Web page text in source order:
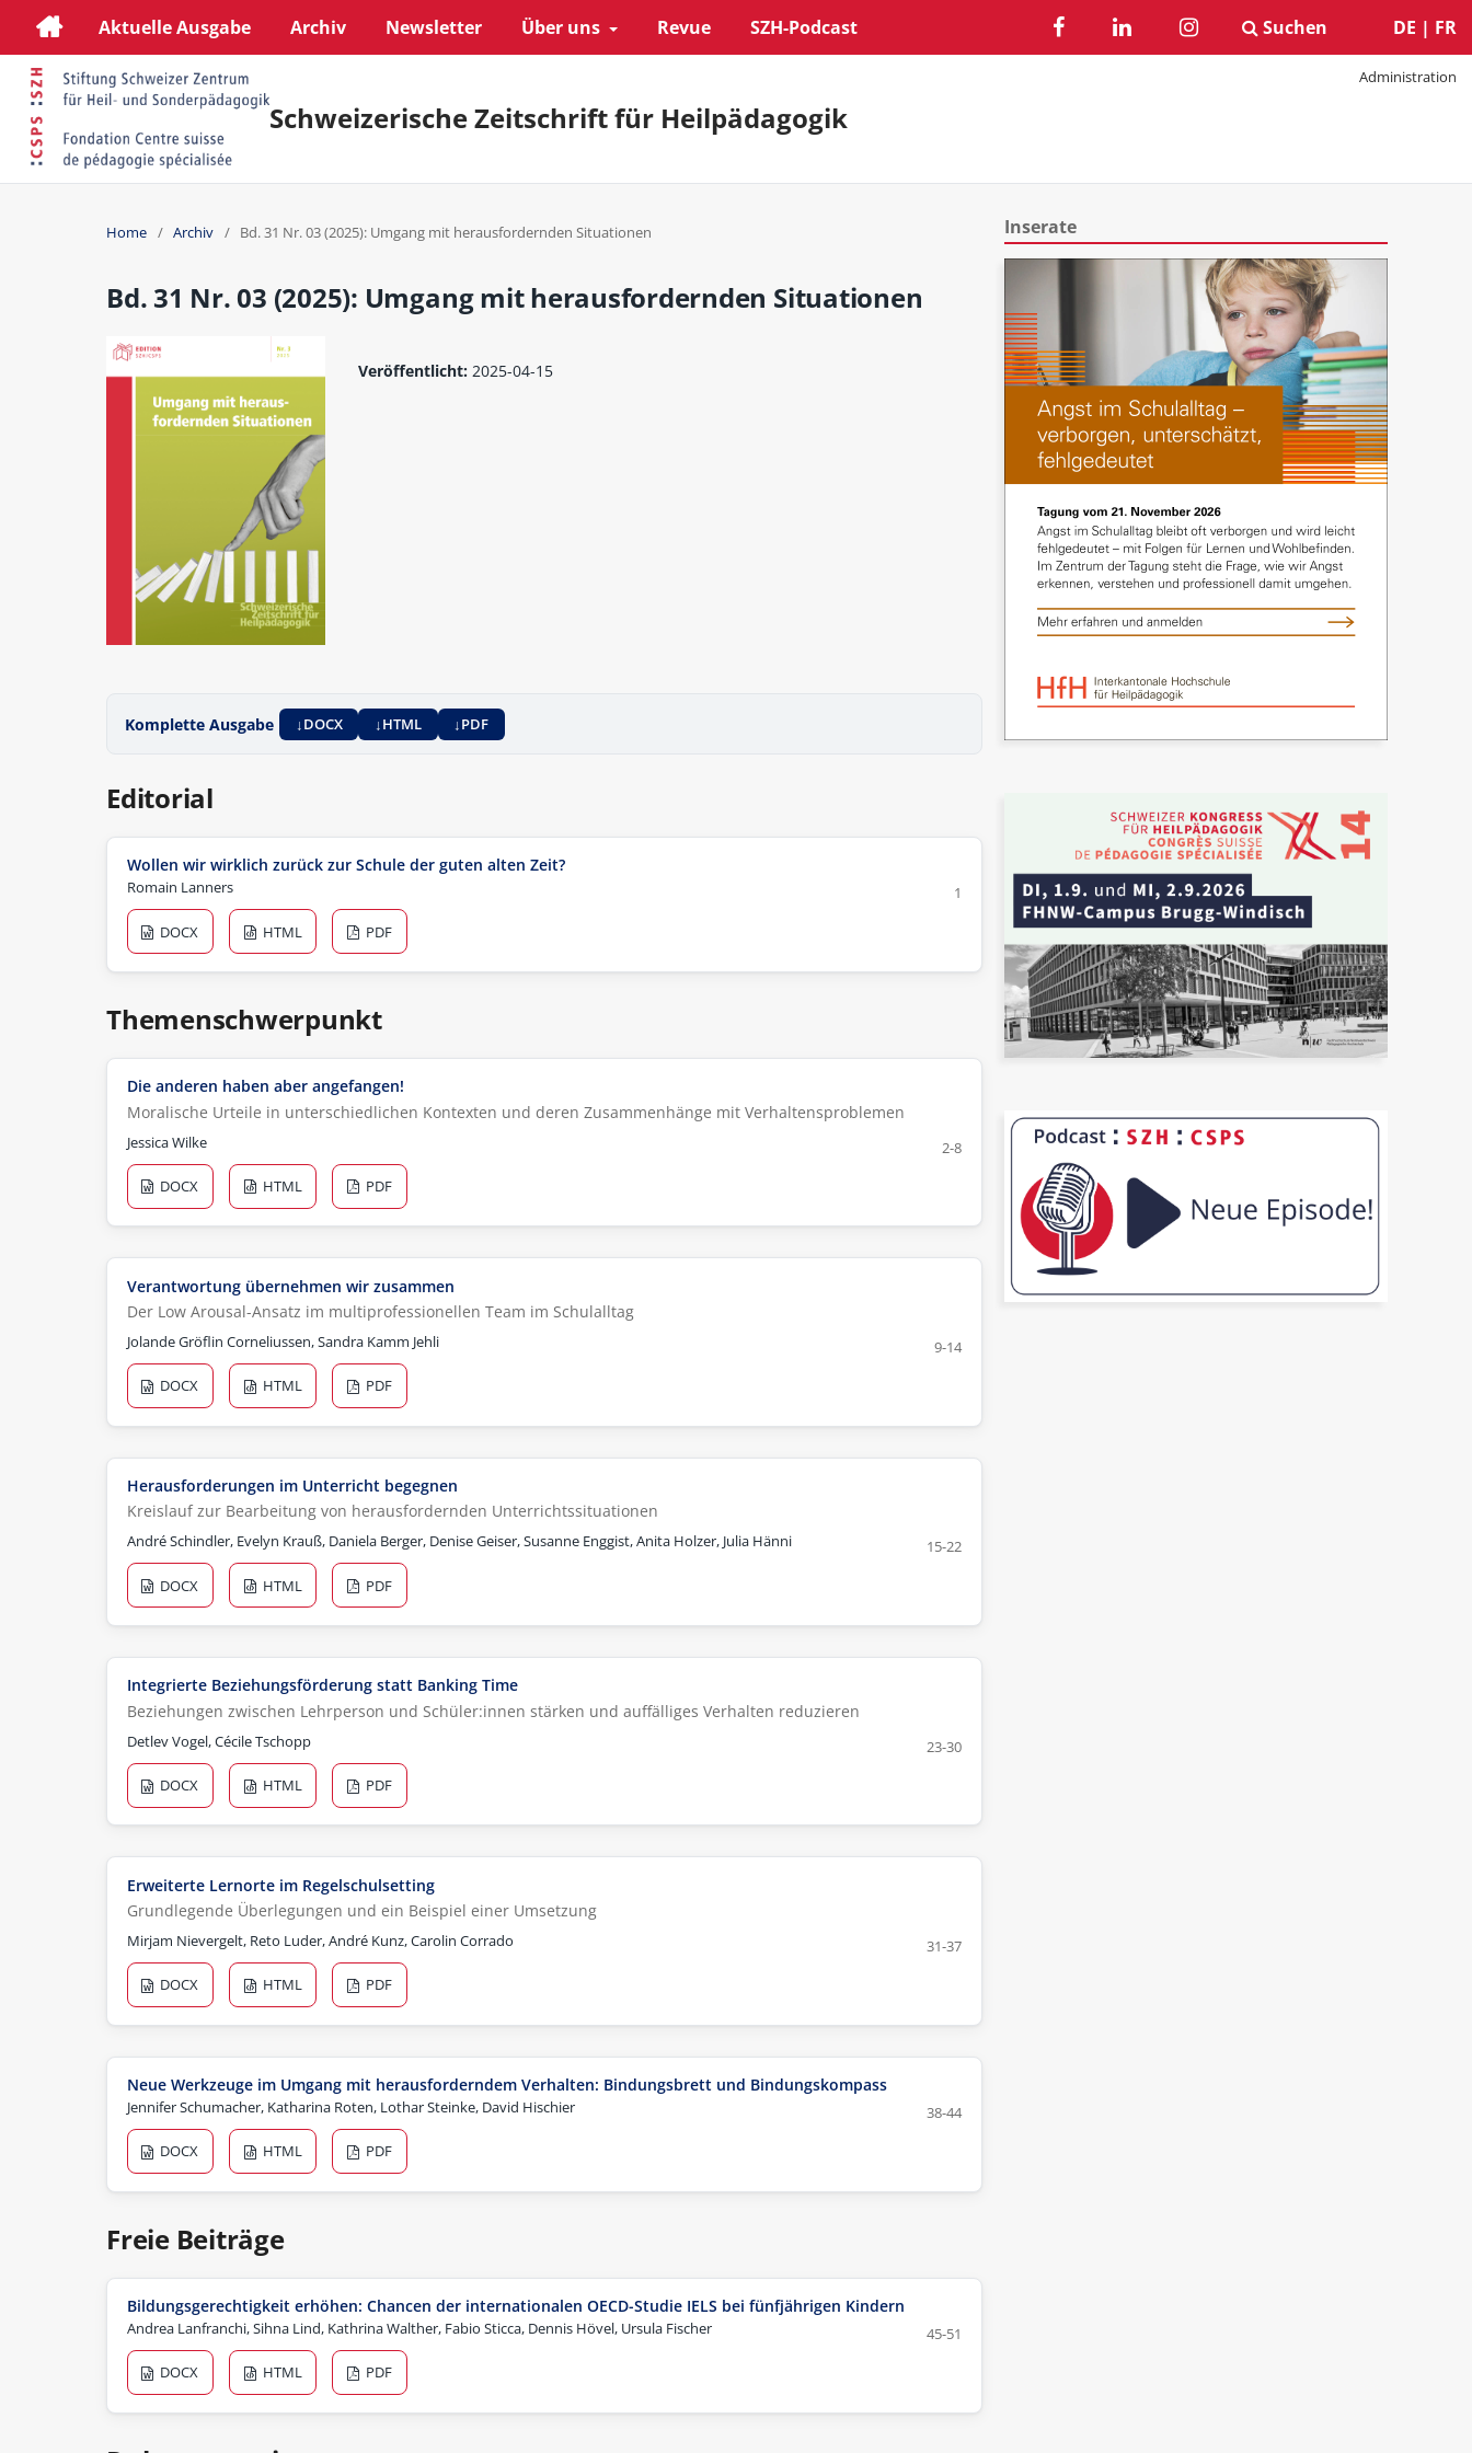
Aktuelle Ausgabe Archiv Newsletter Über uns Revue SZH-Podcast
Administration
DE | FR
Suchen
Schweizerische Zeitschrift für Heilpädagogik
Home / Archiv / Bd. 31 Nr. 03 (2025): Umgang mit herausfordernden Situationen
Bd. 31 Nr. 03 (2025): Umgang mit herausfordernden Situationen
Veröffentlicht: 2025-04-15
Komplette Ausgabe DOCX HTML PDF
Editorial
Wollen wir wirklich zurück zur Schule der guten alten Zeit?
Romain Lanners
1
DOCX
HTML PDF
Themenschwerpunkt
Die anderen haben aber angefangen!
Moralische Urteile in unterschiedlichen Kontexten und deren Zusammenhänge mit Verhaltensproblemen
Jessica Wilke
2-8
DOCX
HTML PDF
Verantwortung übernehmen wir zusammen
Der Low Arousal-Ansatz im multiprofessionellen Team im Schulalltag
Jolande Gröflin Corneliussen, Sandra Kamm Jehli
9-14
DOCX
HTML PDF
Herausforderungen im Unterricht begegnen
Kreislauf zur Bearbeitung von herausfordernden Unterrichtssituationen
André Schindler, Evelyn Krauß, Daniela Berger, Denise Geiser, Susanne Enggist, Anita Holzer, Julia Hänni
15-22
DOCX
HTML PDF
Integrierte Beziehungsförderung statt Banking Time
Beziehungen zwischen Lehrperson und Schüler:innen stärken und auffälliges Verhalten reduzieren
Detlev Vogel, Cécile Tschopp
23-30
DOCX
HTML PDF
Erweiterte Lernorte im Regelschulsetting
Grundlegende Überlegungen und ein Beispiel einer Umsetzung
Mirjam Nievergelt, Reto Luder, André Kunz, Carolin Corrado
31-37
DOCX
HTML PDF
Neue Werkzeuge im Umgang mit herausforderndem Verhalten: Bindungsbrett und Bindungskompass
Jennifer Schumacher, Katharina Roten, Lothar Steinke, David Hischier
38-44
DOCX
HTML PDF
Freie Beiträge
Bildungsgerechtigkeit erhöhen: Chancen der internationalen OECD-Studie IELS bei fünfjährigen Kindern
Andrea Lanfranchi, Sihna Lind, Kathrina Walther, Fabio Sticca, Dennis Hövel, Ursula Fischer
45-51
DOCX
HTML PDF
Inserate